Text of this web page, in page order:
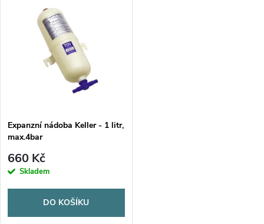
karavany a obytná auta.
Expanzní nádoba Keller - 1 litr,
max.4bar
660 Kč
Skladem
DO KOŠÍKU